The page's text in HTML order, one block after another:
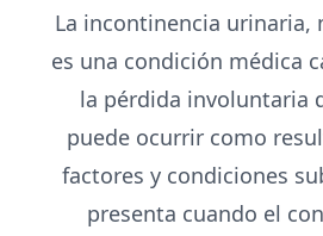
La incontinencia urinaria,
es una condición médica
la pérdida involuntaria
puede ocurrir como
factores y condiciones
presenta cuando el